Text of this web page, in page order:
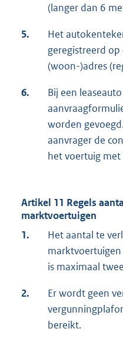
(langer dan 6
5.
Het
geregistreerd
(woon-)adres
6.
Bij een
worden
aanvrager de
het voertuig
Artikel 11 Regels
marktvoertuigen
1.
Het aantal te
is maximaal
2.
Er wordt geen
bereikt.